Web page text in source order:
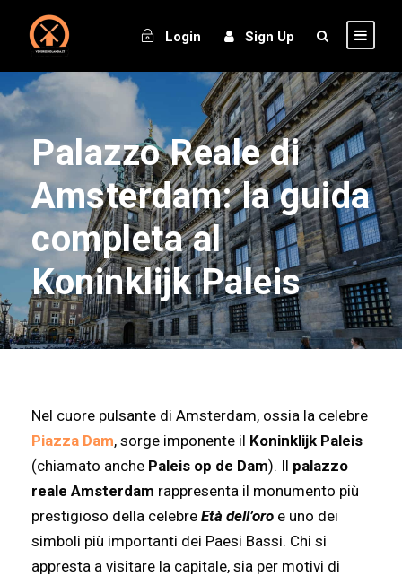
Login Sign Up
Palazzo Reale di
Amsterdam: la guida
completa al
Koninklijk Paleis
Nel cuore pulsante di Amsterdam, ossia la celebre
Piazza Dam, sorge imponente il Koninklijk Paleis
(chiamato anche Paleis op de Dam). Il palazzo
reale Amsterdam rappresenta il monumento più
prestigioso della celebre Età dell’oro e uno dei
simboli più importanti dei Paesi Bassi. Chi si
appresta a visitare la capitale, sia per motivi di